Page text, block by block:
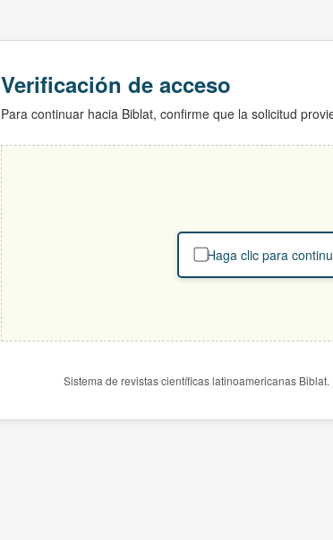
Verificación de acceso
Para continuar hacia Biblat, confirme que la solicitud
Haga clic para
Sistema de revistas científicas latinoamericanas